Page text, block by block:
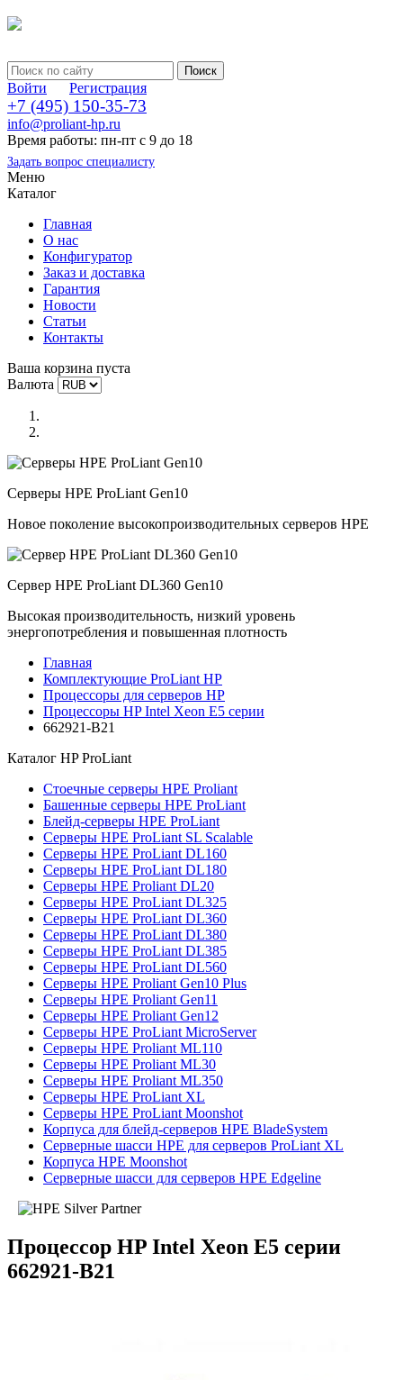
Войти Регистрация
+7 (495) 150-35-73
info@proliant-hp.ru
Время работы: пн-пт с 9 до 18
Задать вопрос специалисту
Меню
Каталог
Главная
О нас
Конфигуратор
Заказ и доставка
Гарантия
Новости
Статьи
Контакты
Ваша корзина пуста
Валюта
Серверы HPE ProLiant Gen10
Новое поколение высокопроизводительных серверов HPE
Сервер HPE ProLiant DL360 Gen10
Высокая производительность, низкий уровень
энергопотребления и повышенная плотность
Главная
Комплектующие ProLiant HP
Процессоры для серверов HP
Процессоры HP Intel Xeon E5 серии
662921-B21
Каталог HP ProLiant
Стоечные серверы HPE Proliant
Башенные серверы HPE ProLiant
Блейд-серверы HPE ProLiant
Серверы HPE ProLiant SL Scalable
Серверы HPE ProLiant DL160
Серверы HPE ProLiant DL180
Серверы HPE Proliant DL20
Серверы HPE ProLiant DL325
Серверы HPE ProLiant DL360
Серверы HPE ProLiant DL380
Серверы HPE ProLiant DL385
Серверы HPE ProLiant DL560
Серверы HPE Proliant Gen10 Plus
Серверы HPE Proliant Gen11
Серверы HPE Proliant Gen12
Серверы HPE ProLiant MicroServer
Серверы HPE Proliant ML110
Серверы HPE Proliant ML30
Серверы HPE Proliant ML350
Серверы HPE ProLiant XL
Серверы HPE ProLiant Moonshot
Корпуса для блейд-серверов HPE BladeSystem
Серверные шасси HPE для серверов ProLiant XL
Корпуса HPE Moonshot
Серверные шасси для серверов HPE Edgeline
Процессор HP Intel Xeon E5 серии
662921-B21